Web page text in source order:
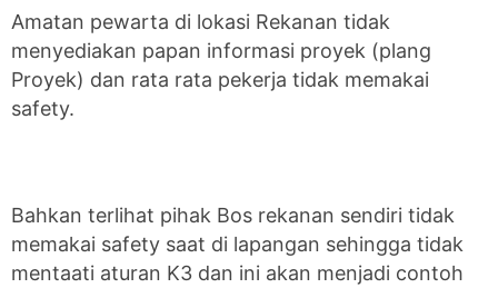
Amatan pewarta di lokasi Rekanan tidak
menyediakan papan informasi proyek (plang
Proyek) dan rata rata pekerja tidak memakai
safety.
Bahkan terlihat pihak Bos rekanan sendiri tidak
memakai safety saat di lapangan sehingga tidak
mentaati aturan K3 dan ini akan menjadi contoh